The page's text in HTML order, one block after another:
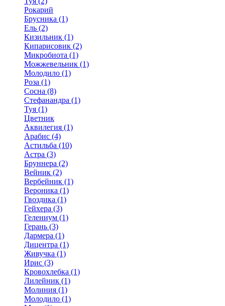
Рокарий
Брусника (1)
Ель (2)
Кизильник (1)
Кипарисовик (2)
Микробиота (1)
Можжевельник (1)
Молодило (1)
Роза (1)
Сосна (8)
Стефанандра (1)
Туя (1)
Цветник
Аквилегия (1)
Арабис (4)
Астильба (10)
Астра (3)
Бруннера (2)
Вейник (2)
Вербейник (1)
Вероника (1)
Гвоздика (1)
Гейхера (3)
Гелениум (1)
Герань (3)
Дармера (1)
Дицентра (1)
Живучка (1)
Ирис (3)
Кровохлебка (1)
Лилейник (1)
Молиния (1)
Молодило (1)